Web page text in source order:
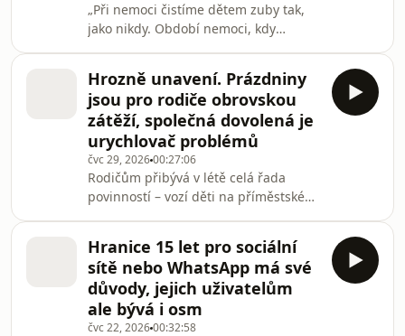
„Při nemoci čistíme dětem zuby tak,
jako nikdy. Období nemoci, kdy
imunitu, je velmi rizikové. Stačí čistit
jednou denně, ale pořádně. K tomu
můžeme podávat mikrobiotika na
cucání,“ říká dentální hygienistka
Anna Hájková.Všechny díly podcastu
Houpačky můžete pohodlně
poslouchat v mobilní aplikaci
mujRozhlas pro Android a iOS nebo
na we
Hrozně unavení. Prázdniny
jsou pro rodiče obrovskou
zátěží, společná dovolená je
urychlovač problémů
čvc 29, 202600:27:06
Rodičům přibývá v létě celá řada
povinností – vozí děti na příměstské
vymýšlejí logistiku a převozy. „Letní
prázdniny přinášejí do našeho života
specifická témata. K běžné pracovní
agendě přibývá velká porce péče.
Máme pocit, že když jsme péči
Hranice 15 let pro sociální
sítě nebo WhatsApp má své
důvody, jejich uživatelům
ale bývá i osm
čvc 22, 202600:32:58